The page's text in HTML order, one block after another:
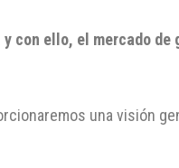
con ello, el mercado de
una visión